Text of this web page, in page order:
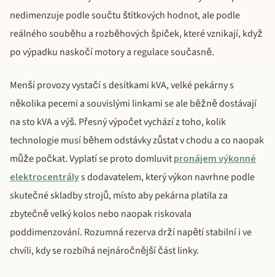
nedimenzuje podle součtu štítkových hodnot, ale podle
reálného souběhu a rozběhových špiček, které vznikají, když
po výpadku naskočí motory a regulace současně.
Menší provozy vystačí s desítkami kVA, velké pekárny s
několika pecemi a souvislými linkami se ale běžně dostávají
na sto kVA a výš. Přesný výpočet vychází z toho, kolik
technologie musí během odstávky zůstat v chodu a co naopak
může počkat. Vyplatí se proto domluvitpronájem výkonné
elektrocentrálys dodavatelem, který výkon navrhne podle
skutečné skladby strojů, místo aby pekárna platila za
zbytečně velký kolos nebo naopak riskovala
poddimenzování. Rozumná rezerva drží napětí stabilní i ve
chvíli, kdy se rozbíhá nejnáročnější část linky.